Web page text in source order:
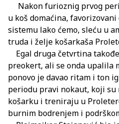
Nakon furioznig prvog
u koš domaćina,
sistemu lako ćemo, sleću u
truda i želje košarkaša
Egal druga četvrtina
preokert, ali se onda upalila
ponovo je davao ritam i ton
periodu pravi nokaut, koji
košarku i treniraju u
burnim bodrenjem i